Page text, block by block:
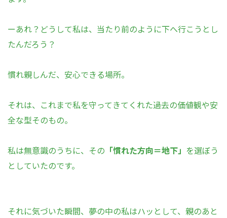
ーあれ？どうして私は、当たり前のように下へ行こうとし
たんだろう？
慣れ親しんだ、安心できる場所。
それは、これまで私を守ってきてくれた過去の価値観や安
全な型そのもの。
私は無意識のうちに、その 「慣れた方向＝地下」 を選ぼう
としていたのです。
それに気づいた瞬間、夢の中の私はハッとして、親のあと